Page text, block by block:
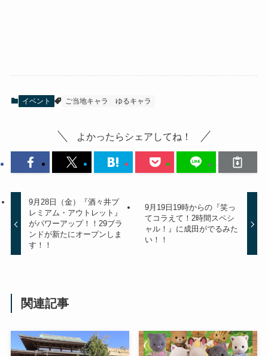
イベント ご当地キャラ ゆるキャラ
よかったらシェアしてね！
9月28日（金）『酒々井プ
レミアム・アウトレット』
がパワーアップ！！29ブラ
ンドが新たにオープンしま
す！！
9月19日19時からの『笑っ
てコラえて！2時間スペシ
ャル！』に成田がでるみた
い！！
関連記事